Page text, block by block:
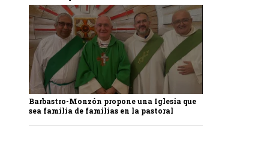
Barbastro-Monzón propone una Iglesia que
sea familia de familias en la pastoral